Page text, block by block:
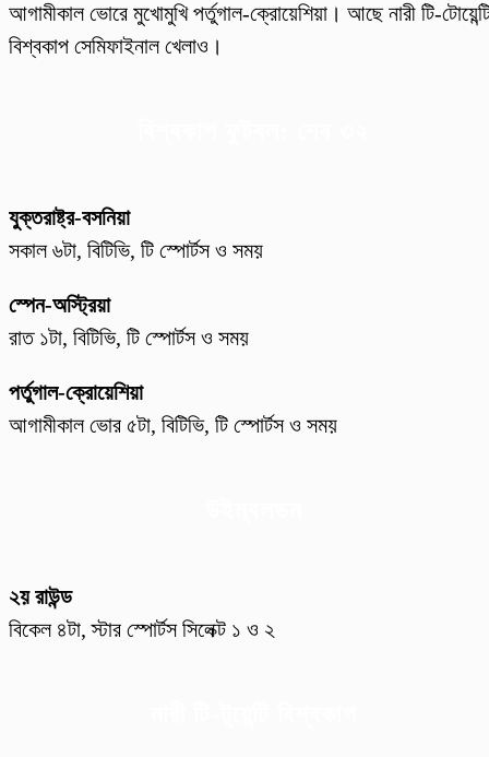
আগামীকাল ভোরে মুখোমুখি পর্তুগাল-ক্রোয়েশিয়া। আছে নারী টি-
বিশ্বকাপ সেমিফাইনাল খেলাও।
যুক্তরাষ্ট্র-বসনিয়া
সকাল ৬টা, বিটিভি, টি স্পোর্টস ও সময়
স্পেন-অস্ট্রিয়া
রাত ১টা, বিটিভি, টি স্পোর্টস ও সময়
পর্তুগাল-ক্রোয়েশিয়া
আগামীকাল ভোর ৫টা, বিটিভি, টি স্পোর্টস ও সময়
২য় রাউন্ড
বিকেল ৪টা, স্টার স্পোর্টস সিলেক্ট ১ ও ২